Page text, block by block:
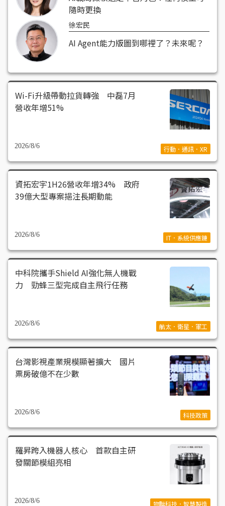
隨時更換
徐宏民
AI Agent能力版圖到哪裡了？未來呢？
Wi-Fi升級帶動拉貨轉強 中磊7月
營收年增51%
2026/8/6 行動．通訊．XR
資拓宏宇1H26營收年增34% 政府
39億大型專案挹注長期動能
2026/8/6 IT．系統供應鏈
中科院攜手Shield AI強化無人機戰
力 勁蜂三型完成自主飛行任務
2026/8/6 航太．衛星．軍工
台灣影視產業規模顯著擴大 國片
票房破億不在少數
2026/8/6 科技政策
羅昇跨入機器人核心 首款自主研
發關節模組亮相
2026/8/6 物聯科技．智慧製造